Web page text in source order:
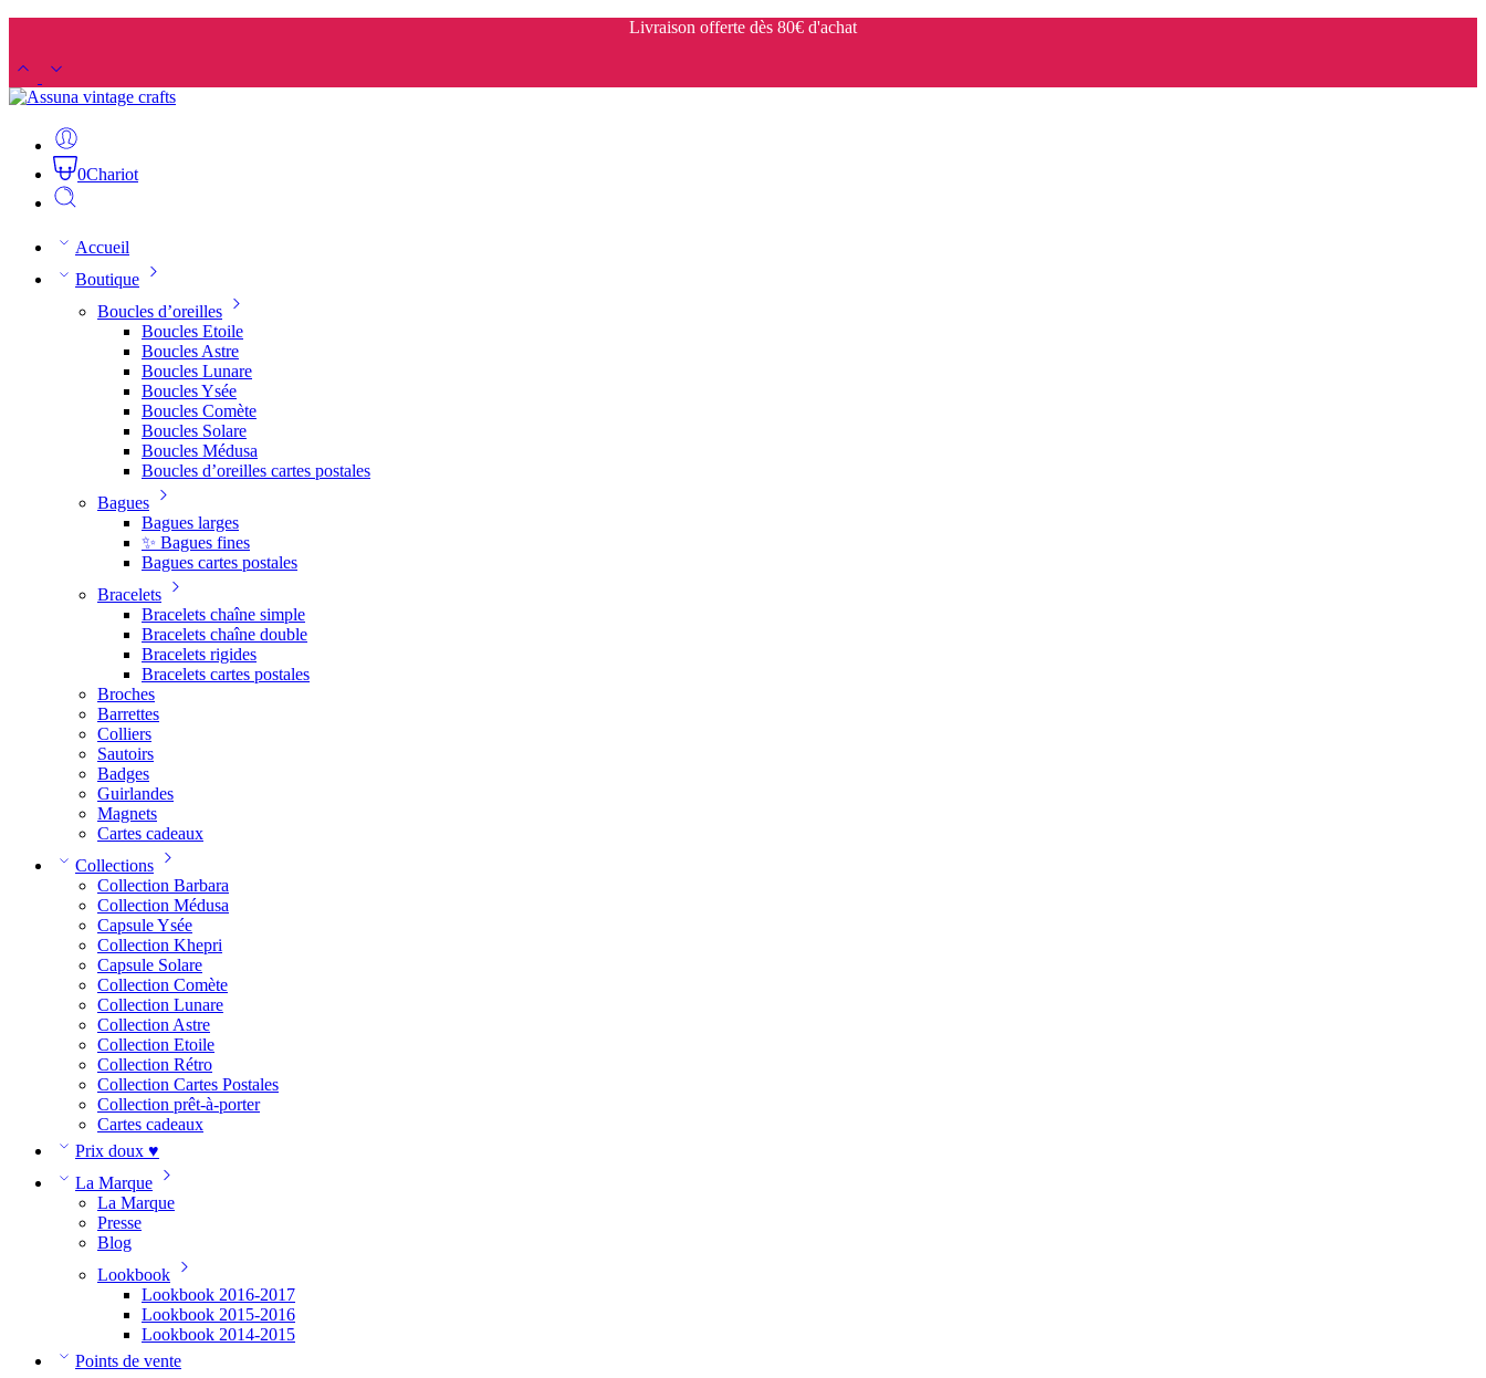
Livraison offerte dès 80€ d'achat
0Chariot
Accueil
Boutique
Boucles d’oreilles
Boucles Etoile
Boucles Astre
Boucles Lunare
Boucles Ysée
Boucles Comète
Boucles Solare
Boucles Médusa
Boucles d’oreilles cartes postales
Bagues
Bagues larges
✨ Bagues fines
Bagues cartes postales
Bracelets
Bracelets chaîne simple
Bracelets chaîne double
Bracelets rigides
Bracelets cartes postales
Broches
Barrettes
Colliers
Sautoirs
Badges
Guirlandes
Magnets
Cartes cadeaux
Collections
Collection Barbara
Collection Médusa
Capsule Ysée
Collection Khepri
Capsule Solare
Collection Comète
Collection Lunare
Collection Astre
Collection Etoile
Collection Rétro
Collection Cartes Postales
Collection prêt-à-porter
Cartes cadeaux
Prix doux ♥
La Marque
La Marque
Presse
Blog
Lookbook
Lookbook 2016-2017
Lookbook 2015-2016
Lookbook 2014-2015
Points de vente